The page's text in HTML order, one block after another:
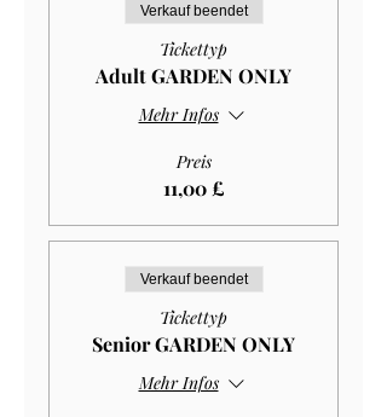
Verkauf beendet
Tickettyp
Adult GARDEN ONLY
Mehr Infos
Preis
11,00 £
Verkauf beendet
Tickettyp
Senior GARDEN ONLY
Mehr Infos